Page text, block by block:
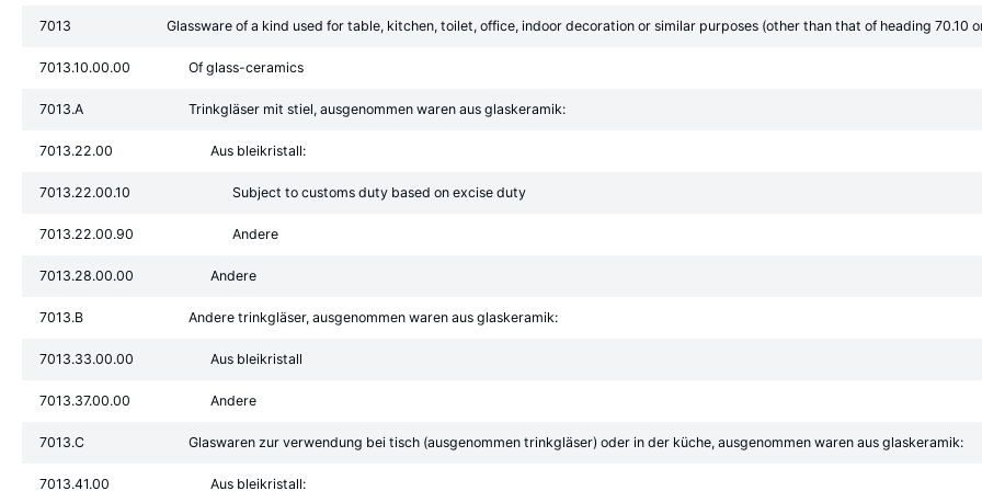
7013 Glassware of a kind used for table, kitchen, toilet, office, indoor decoration or similar purposes (other than that of heading 70.10
7013.10.00.00 Of glass-ceramics
7013.A Trinkgläser mit stiel, ausgenommen waren aus glaskeramik:
7013.22.00 Aus bleikristall:
7013.22.00.10 Subject to customs duty based on excise duty
7013.22.00.90 Andere
7013.28.00.00 Andere
7013.B Andere trinkgläser, ausgenommen waren aus glaskeramik:
7013.33.00.00 Aus bleikristall
7013.37.00.00 Andere
7013.C Glaswaren zur verwendung bei tisch (ausgenommen trinkgläser) oder in der küche, ausgenommen waren aus glaskeramik:
7013.41.00 Aus bleikristall: